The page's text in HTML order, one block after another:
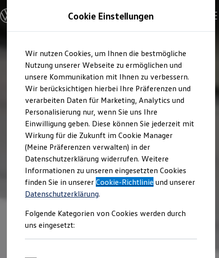
Hauptinhalt
springen
Footer
springen
Modelle und Konfigurator
Konfigurator
Modelle vergleichen
Elektroautos
ENERGY Sondermodelle
Nutzfahrzeuge
SUV und CUV
Familienautos
Kombis
Kompaktwagen
Sportwagen
Schnell verfügbare Fahrzeuge
Angebote und Produkte
Aktuelle Angebote
E-Auto-Förderung
Volkswagen Marktplatz
Die ENERGY Sondermodelle
Junge Gebrauchtwagen und Gebrauchtwagen
Volkswagen Zertifizierte Gebrauchtwagen
Elektromobilität bei Gebrauchtwagen
Saisonangebote
Reifenpakete
Leasing
Leasing-Angebote
Cookie Einstellungen
Wir nutzen Cookies, um Ihnen die bestmögliche
Nutzung unserer Webseite zu ermöglichen und
unsere Kommunikation mit Ihnen zu verbessern.
Wir berücksichtigen hierbei Ihre Präferenzen und
verarbeiten Daten für Marketing, Analytics und
Personalisierung nur, wenn Sie uns Ihre
Einwilligung geben. Diese können Sie jederzeit mit
Wirkung für die Zukunft im Cookie Manager
(Meine Präferenzen verwalten) in der
Datenschutzerklärung widerrufen. Weitere
Informationen zu unseren eingesetzten Cookies
finden Sie in unsererCookie-Richtlinie und unserer
Datenschutzerklärung.
Folgende Kategorien von Cookies werden durch
uns eingesetzt: